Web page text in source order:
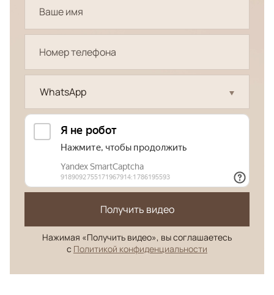
WhatsApp
Получить видео
Нажимая «Получить видео», вы соглашаетесь
с Политикой конфиденциальности